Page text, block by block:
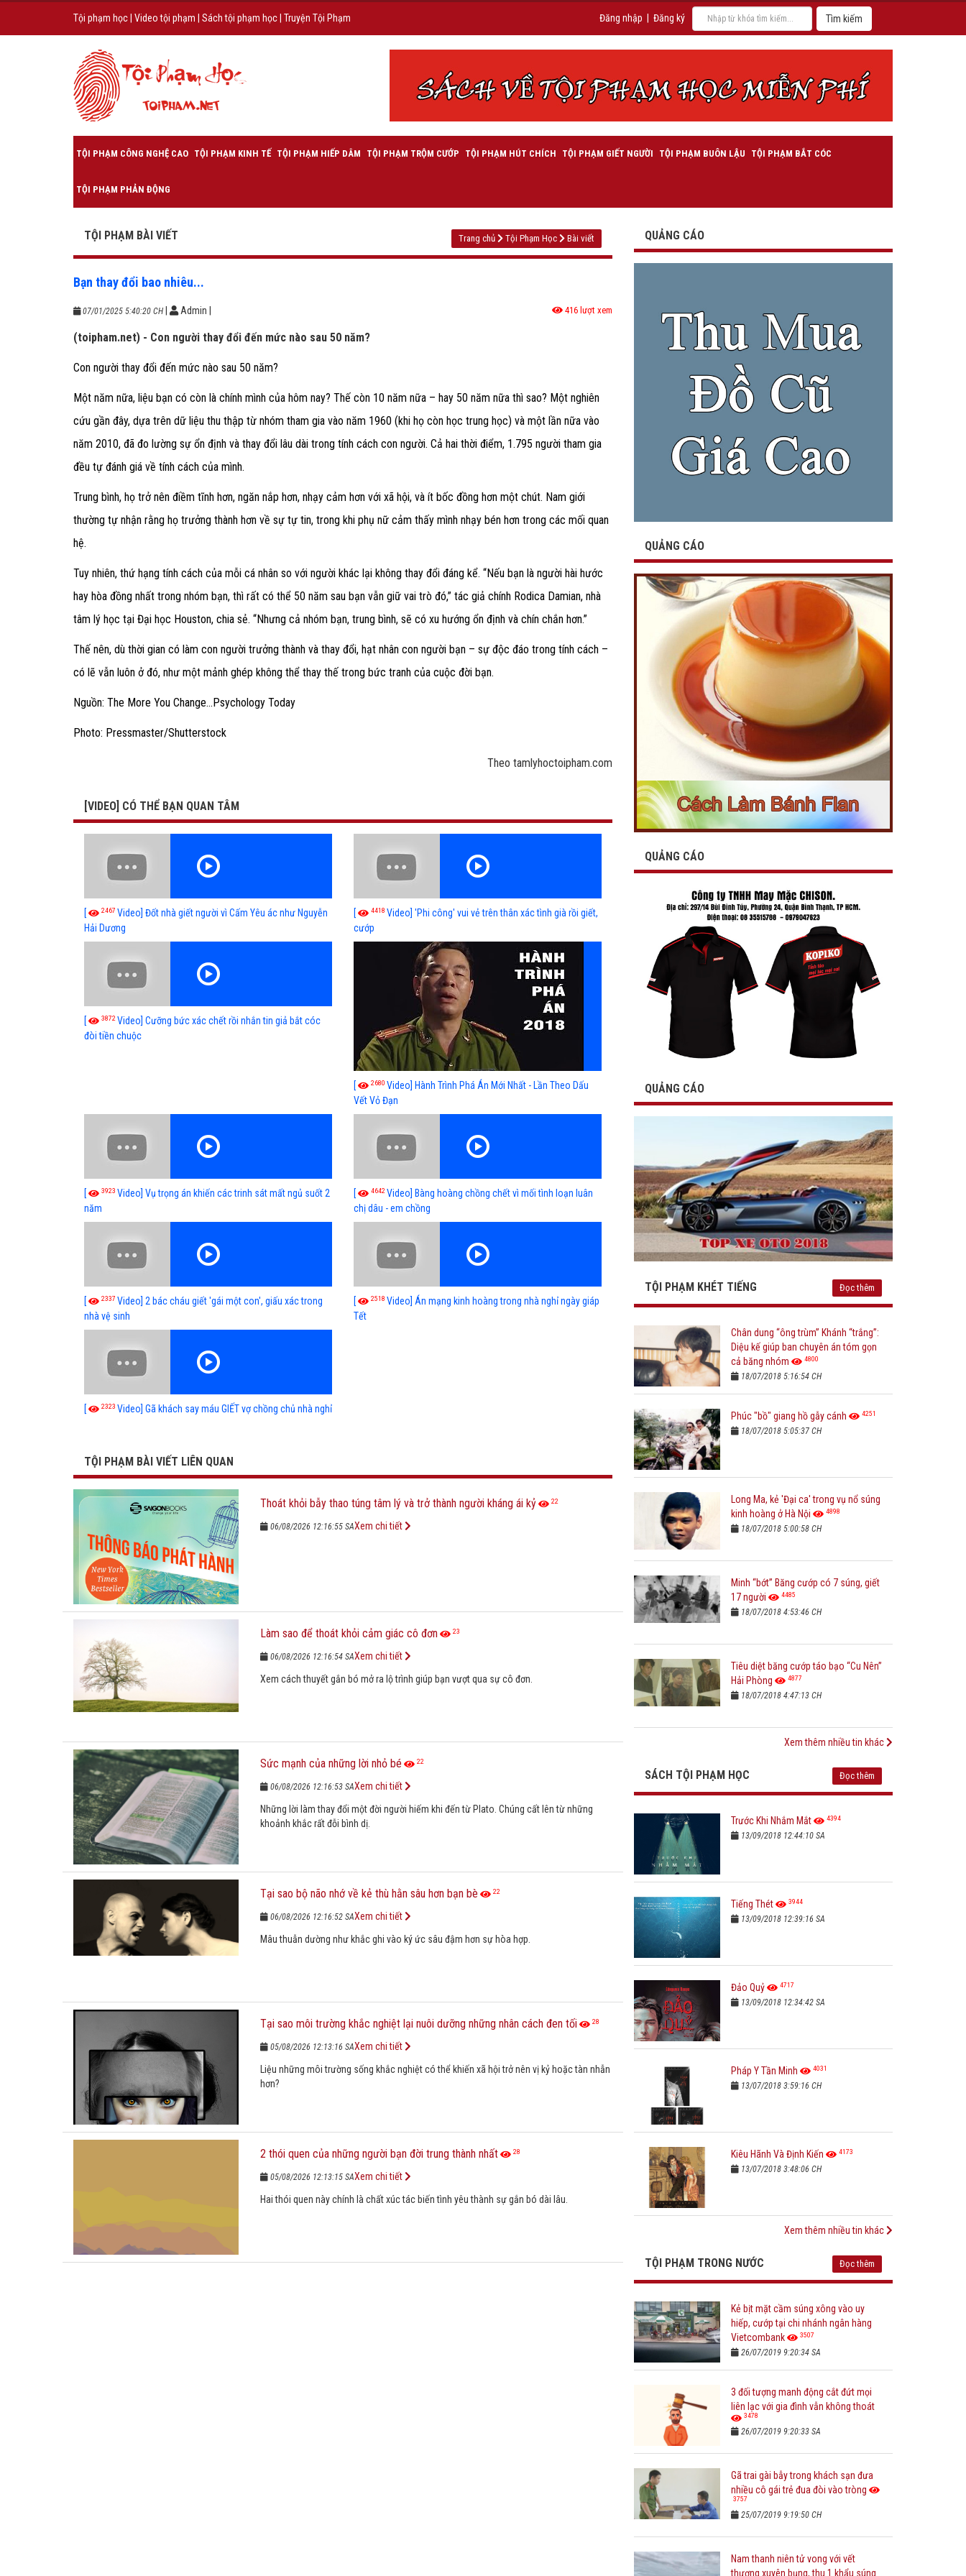
Tội phạm học Video tội phạm Sách tội phạm học Truyện Tội Phạm Đăng nhập Đăng ký
TỘI PHẠM CÔNG NGHỆ CAO TỘI PHẠM KINH TẾ TỘI PHẠM HIẾP DÂM TỘI PHẠM TRỘM CƯỚP TỘI PHẠM HÚT CHÍCH TỘI PHẠM GIẾT NGƯỜI TỘI PHẠM BUÔN LẬU TỘI PHẠM BẮT CÓC
TỘI PHẠM PHẢN ĐỘNG
TỘI PHẠM BÀI VIẾT Trang chủ Tội Phạm Học Bài viết
Bạn thay đổi bao nhiêu...
07/01/2025 5:40:20 CH Admin 416 lượt xem
(toipham.net) - Con người thay đổi đến mức nào sau 50 năm?
Con người thay đổi đến mức nào sau 50 năm?
Một năm nữa, liệu bạn có còn là chính mình của hôm nay? Thế còn 10 năm nữa – hay 50 năm nữa thì sao? Một nghiên
cứu gần đây, dựa trên dữ liệu thu thập từ nhóm tham gia vào năm 1960 (khi họ còn học trung học) và một lần nữa vào
năm 2010, đã đo lường sự ổn định và thay đổi lâu dài trong tính cách con người. Cả hai thời điểm, 1.795 người tham gia
đều tự đánh giá về tính cách của mình.
Trung bình, họ trở nên điềm tĩnh hơn, ngăn nắp hơn, nhạy cảm hơn với xã hội, và ít bốc đồng hơn một chút. Nam giới
thường tự nhận rằng họ trưởng thành hơn về sự tự tin, trong khi phụ nữ cảm thấy mình nhạy bén hơn trong các mối quan
hệ.
Tuy nhiên, thứ hạng tính cách của mỗi cá nhân so với người khác lại không thay đổi đáng kể. “Nếu bạn là người hài hước
hay hòa đồng nhất trong nhóm bạn, thì rất có thể 50 năm sau bạn vẫn giữ vai trò đó,” tác giả chính Rodica Damian, nhà
tâm lý học tại Đại học Houston, chia sẻ. “Nhưng cả nhóm bạn, trung bình, sẽ có xu hướng ổn định và chín chắn hơn.”
Thế nên, dù thời gian có làm con người trưởng thành và thay đổi, hạt nhân con người bạn – sự độc đáo trong tính cách –
có lẽ vẫn luôn ở đó, như một mảnh ghép không thể thay thế trong bức tranh của cuộc đời bạn.
Nguồn: The More You Change…Psychology Today
Photo: Pressmaster/Shutterstock
Theo tamlyhoctoipham.com
[VIDEO] CÓ THỂ BẠN QUAN TÂM
[ 2467 Video] Đốt nhà giết người vì Cấm Yêu ác như Nguyễn
Hải Dương
[ 4418 Video] 'Phi công' vui vẻ trên thân xác tình già rồi giết,
cướp
[ 3872 Video] Cưỡng bức xác chết rồi nhắn tin giả bắt cóc
đòi tiền chuộc
[ 2680 Video] Hành Trình Phá Án Mới Nhất - Lần Theo Dấu
Vết Vỏ Đạn
[ 3923 Video] Vụ trọng án khiến các trinh sát mất ngủ suốt 2
năm
[ 4642 Video] Bàng hoàng chồng chết vì mối tình loạn luân
chị dâu - em chồng
[ 2337 Video] 2 bác cháu giết 'gái một con', giấu xác trong
nhà vệ sinh
[ 2518 Video] Án mạng kinh hoàng trong nhà nghỉ ngày giáp
Tết
[ 2323 Video] Gã khách say máu GIẾT vợ chồng chủ nhà nghỉ
TỘI PHẠM BÀI VIẾT LIÊN QUAN
Thoát khỏi bẫy thao túng tâm lý và trở thành người kháng ái kỷ 22
06/08/2026 12:16:55 SAXem chi tiết
Làm sao để thoát khỏi cảm giác cô đơn 23
06/08/2026 12:16:54 SA
Xem cách thuyết gắn bó mở ra lộ trình giúp bạn vượt qua sự cô đơn.
Xem chi tiết
Sức mạnh của những lời nhỏ bé 22
06/08/2026 12:16:53 SA
Những lời làm thay đổi một đời người hiếm khi đến từ Plato. Chúng cất lên từ những
khoảnh khắc rất đỗi bình dị.
Xem chi tiết
Tại sao bộ não nhớ về kẻ thù hằn sâu hơn bạn bè 22
06/08/2026 12:16:52 SA
Mâu thuẫn dường như khắc ghi vào ký ức sâu đậm hơn sự hòa hợp.
Xem chi tiết
Tại sao môi trường khắc nghiệt lại nuôi dưỡng những nhân cách đen tối 28
05/08/2026 12:13:16 SA
Liệu những môi trường sống khắc nghiệt có thể khiến xã hội trở nên vị kỷ hoặc tàn nhẫn
hơn?
Xem chi tiết
2 thói quen của những người bạn đời trung thành nhất 28
05/08/2026 12:13:15 SA
Hai thói quen này chính là chất xúc tác biến tình yêu thành sự gắn bó dài lâu.
Xem chi tiết
QUẢNG CÁO
QUẢNG CÁO
QUẢNG CÁO
QUẢNG CÁO
TỘI PHẠM KHÉT TIẾNG Đọc thêm
Chân dung “ông trùm” Khánh “trắng”:
Diệu kế giúp ban chuyên án tóm gọn
cả băng nhóm
4800
18/07/2018 5:16:54 CH
Phúc "bồ" giang hồ gẫy cánh 4251
18/07/2018 5:05:37 CH
Long Ma, kẻ 'Đại ca' trong vụ nổ súng
kinh hoàng ở Hà Nội
4898
18/07/2018 5:00:58 CH
Minh “bớt” Băng cướp có 7 súng, giết
17 người
4485
18/07/2018 4:53:46 CH
Tiêu diệt băng cướp táo bạo “Cu Nên”
Hải Phòng
4877
18/07/2018 4:47:13 CH
Xem thêm nhiều tin khác
SÁCH TỘI PHẠM HỌC Đọc thêm
Trước Khi Nhắm Mắt 4394
13/09/2018 12:44:10 SA
Tiếng Thét 3944
13/09/2018 12:39:16 SA
Đảo Quỷ 4717
13/09/2018 12:34:42 SA
Pháp Y Tần Minh 4031
13/07/2018 3:59:16 CH
Kiêu Hãnh Và Định Kiến 4173
13/07/2018 3:48:06 CH
Xem thêm nhiều tin khác
TỘI PHẠM TRONG NƯỚC Đọc thêm
Kẻ bịt mặt cầm súng xông vào uy
hiếp, cướp tại chi nhánh ngân hàng
Vietcombank
3507
26/07/2019 9:20:34 SA
3 đối tượng manh động cắt đứt mọi
liên lạc với gia đình vẫn không thoát
3478
26/07/2019 9:20:33 SA
Gã trai gài bẫy trong khách sạn đưa
nhiều cô gái trẻ đua đòi vào tròng
3757
25/07/2019 9:19:50 CH
Nam thanh niên tử vong với vết
thương xuyên bụng, thu 1 khẩu súng